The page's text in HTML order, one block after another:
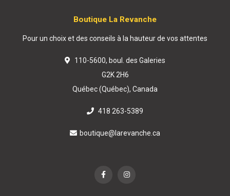
Boutique La Revanche
Pour un choix et des conseils à la hauteur de vos attentes
110-5600, boul. des Galeries
G2K 2H6
Québec (Québec), Canada
418 263-5389
boutique@larevanche.ca